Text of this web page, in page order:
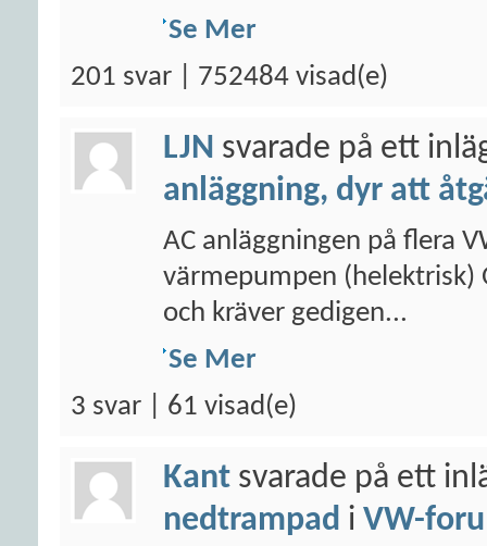
Se Mer
201 svar | 752484 visad(e)
LJN svarade på ett
anläggning, dyr att
AC anläggningen på flera
värmepumpen (helektrisk)
och kräver gedigen...
Se Mer
3 svar | 61 visad(e)
Kant svarade på ett
nedtrampad i VW-